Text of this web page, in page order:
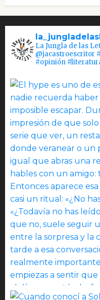
La Jungla de las
@jacastroescritor
#opinión